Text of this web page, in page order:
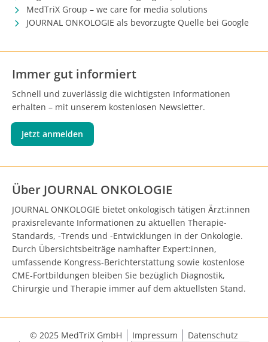
MedTriX Group – we care for media solutions
JOURNAL ONKOLOGIE als bevorzugte Quelle bei Google
Immer gut informiert
Schnell und zuverlässig die wichtigsten Informationen
erhalten – mit unserem kostenlosen Newsletter.
Jetzt anmelden
Über JOURNAL ONKOLOGIE
JOURNAL ONKOLOGIE bietet onkologisch tätigen Ärzt:innen
praxisrelevante Informationen zu aktuellen Therapie-
Standards, -Trends und -Entwicklungen in der Onkologie.
Durch Übersichtsbeiträge namhafter Expert:innen,
umfassende Kongress-Berichterstattung sowie kostenlose
CME-Fortbildungen bleiben Sie bezüglich Diagnostik,
Chirurgie und Therapie immer auf dem aktuellsten Stand.
© 2025 MedTriX GmbH Impressum
Datenschutz